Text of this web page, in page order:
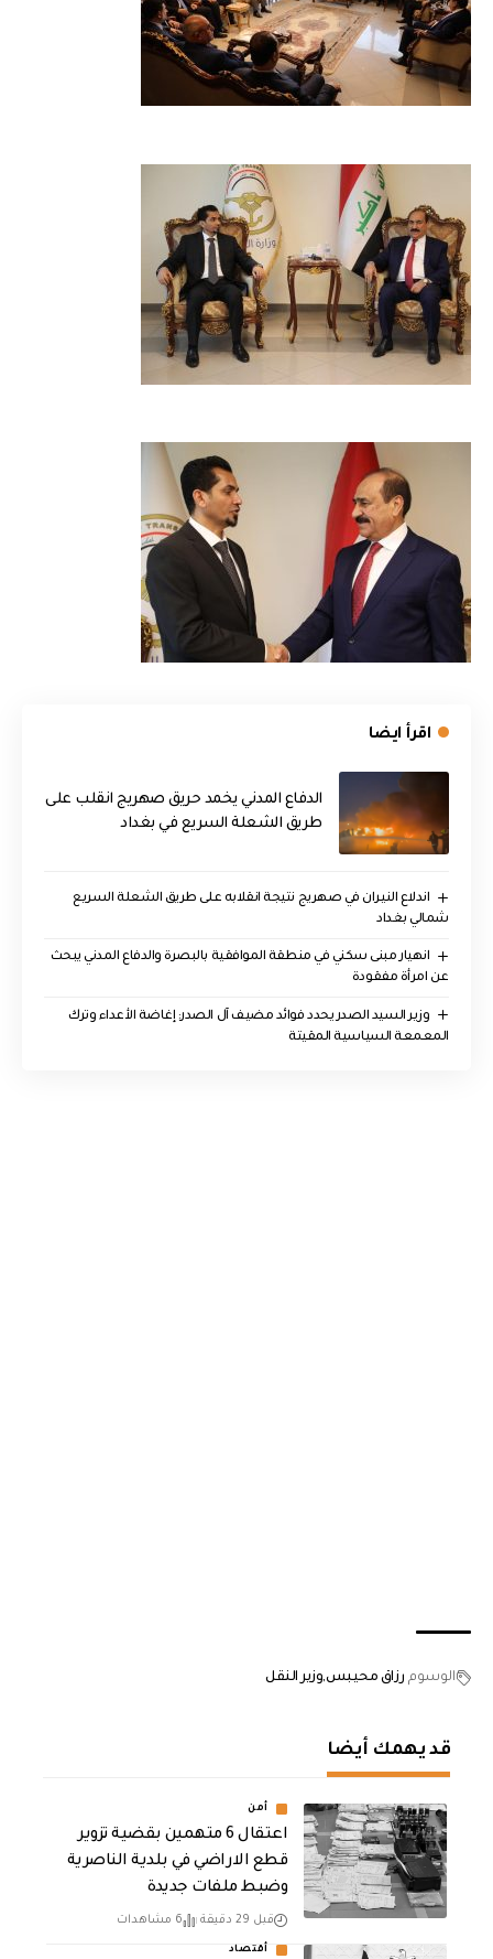
اقرأ ايضا
الدفاع المدني يخمد حريق صهريج انقلب على
طريق الشعلة السريع في بغداد
اندلاع النيران في صهريج نتيجة انقلابه على طريق الشعلة السريع
شمالي بغداد
انهيار مبنى سكني في منطقة الموافقية بالبصرة والدفاع المدني يبحث
عن امرأة مفقودة
وزير السيد الصدر يحدد فوائد مضيف آل الصدر: إغاضة الأعداء وترك
المعمعة السياسية المقيتة
الوسوم رزاق محيبسوزير النقل
قد يهمك أيضا
أمن
اعتقال 6 متهمين بقضية تزوير
قطع الاراضي في بلدية الناصرية
وضبط ملفات جديدة
قبل 29 دقيقة 6 مشاهدات
أقتصاد